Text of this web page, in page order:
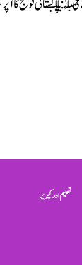
تعلیم اور کیریر